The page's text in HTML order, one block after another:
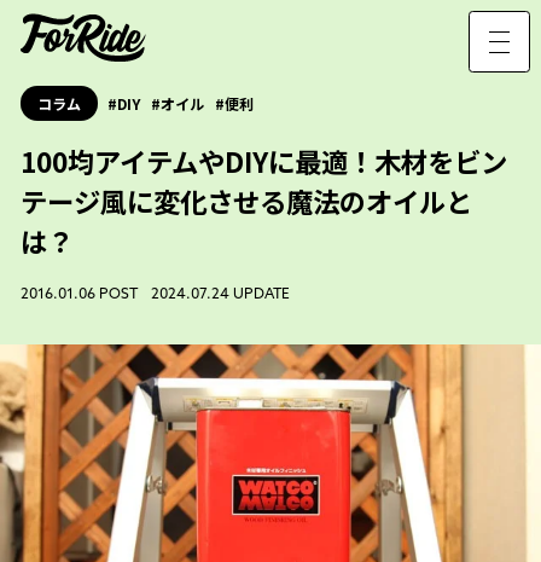
コラム DIY オイル 便利
100均アイテムやDIYに最適！木材をビン
テージ風に変化させる魔法のオイルと
は？
2016.01.06 POST 2024.07.24 UPDATE